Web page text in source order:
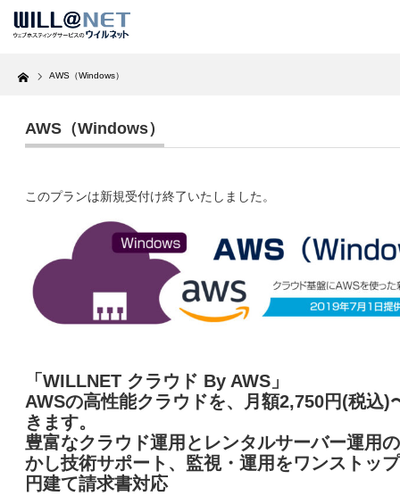
Home AWS（Windows）
AWS（Windows）
このプランは新規受付け終了いたしました。
「WILLNET クラウド By AWS」
AWSの高性能クラウドを、月額2,750円(税込)
きます。
豊富なクラウド運用とレンタルサーバー運用
かし技術サポート、監視・運用をワンストッ
円建て請求書対応